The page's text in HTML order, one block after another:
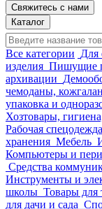
Свяжитесь с нами
Каталог
Все категории Для
изделия Пишущие
архивации
чемоданы,
упаковка и
Хозтовары,
Рабочая
хранения Мебель
Компьютеры и
Средства
Инструменты и
школы Товары для
для дачи и сада